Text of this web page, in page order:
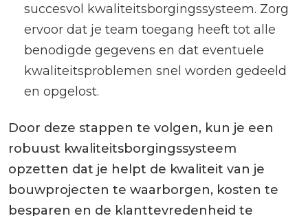
succesvol kwaliteitsborgingssysteem. Zorg
ervoor dat je team toegang heeft tot alle
benodigde gegevens en dat eventuele
kwaliteitsproblemen snel worden gedeeld
en opgelost.
Door deze stappen te volgen, kun je een
robuust kwaliteitsborgingssysteem
opzetten dat je helpt de kwaliteit van je
bouwprojecten te waarborgen, kosten te
besparen en de klanttevredenheid te